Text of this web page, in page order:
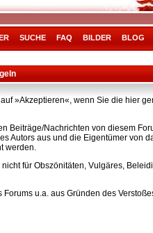
SUCHE FAQ BILDER BLOG
»Akzeptieren«, wenn Sie die hier
Beiträge/Nachrichten von diesem
Autors aus und die Eigentümer von
werden.
für Obszönitäten, Vulgäres,
u.a. aus Gründen des